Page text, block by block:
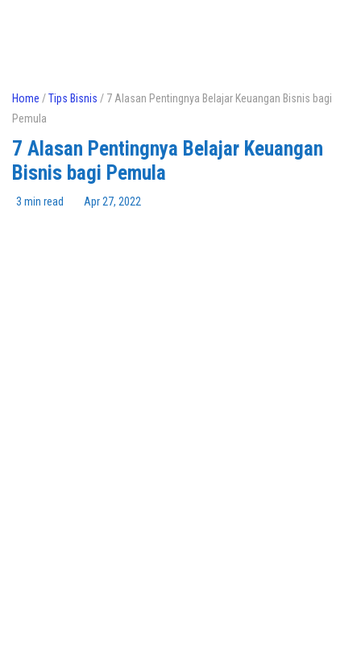
Home /Tips Bisnis / 7 Alasan Pentingnya Belajar Keuangan Bisnis bagi
Pemula
7 Alasan Pentingnya Belajar Keuangan
Bisnis bagi Pemula
3 min read Apr 27, 2022